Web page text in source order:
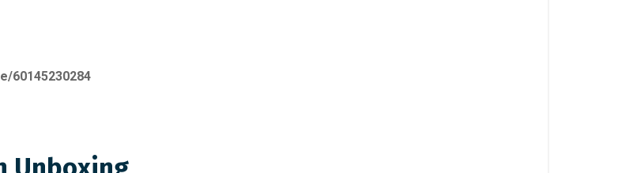
60145230284